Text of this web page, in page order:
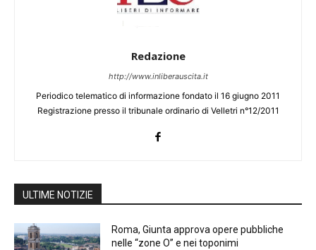
Redazione
http://www.inliberauscita.it
Periodico telematico di informazione fondato il 16 giugno 2011
Registrazione presso il tribunale ordinario di Velletri n°12/2011
ULTIME NOTIZIE
Roma, Giunta approva opere pubbliche
nelle “zone O” e nei toponimi